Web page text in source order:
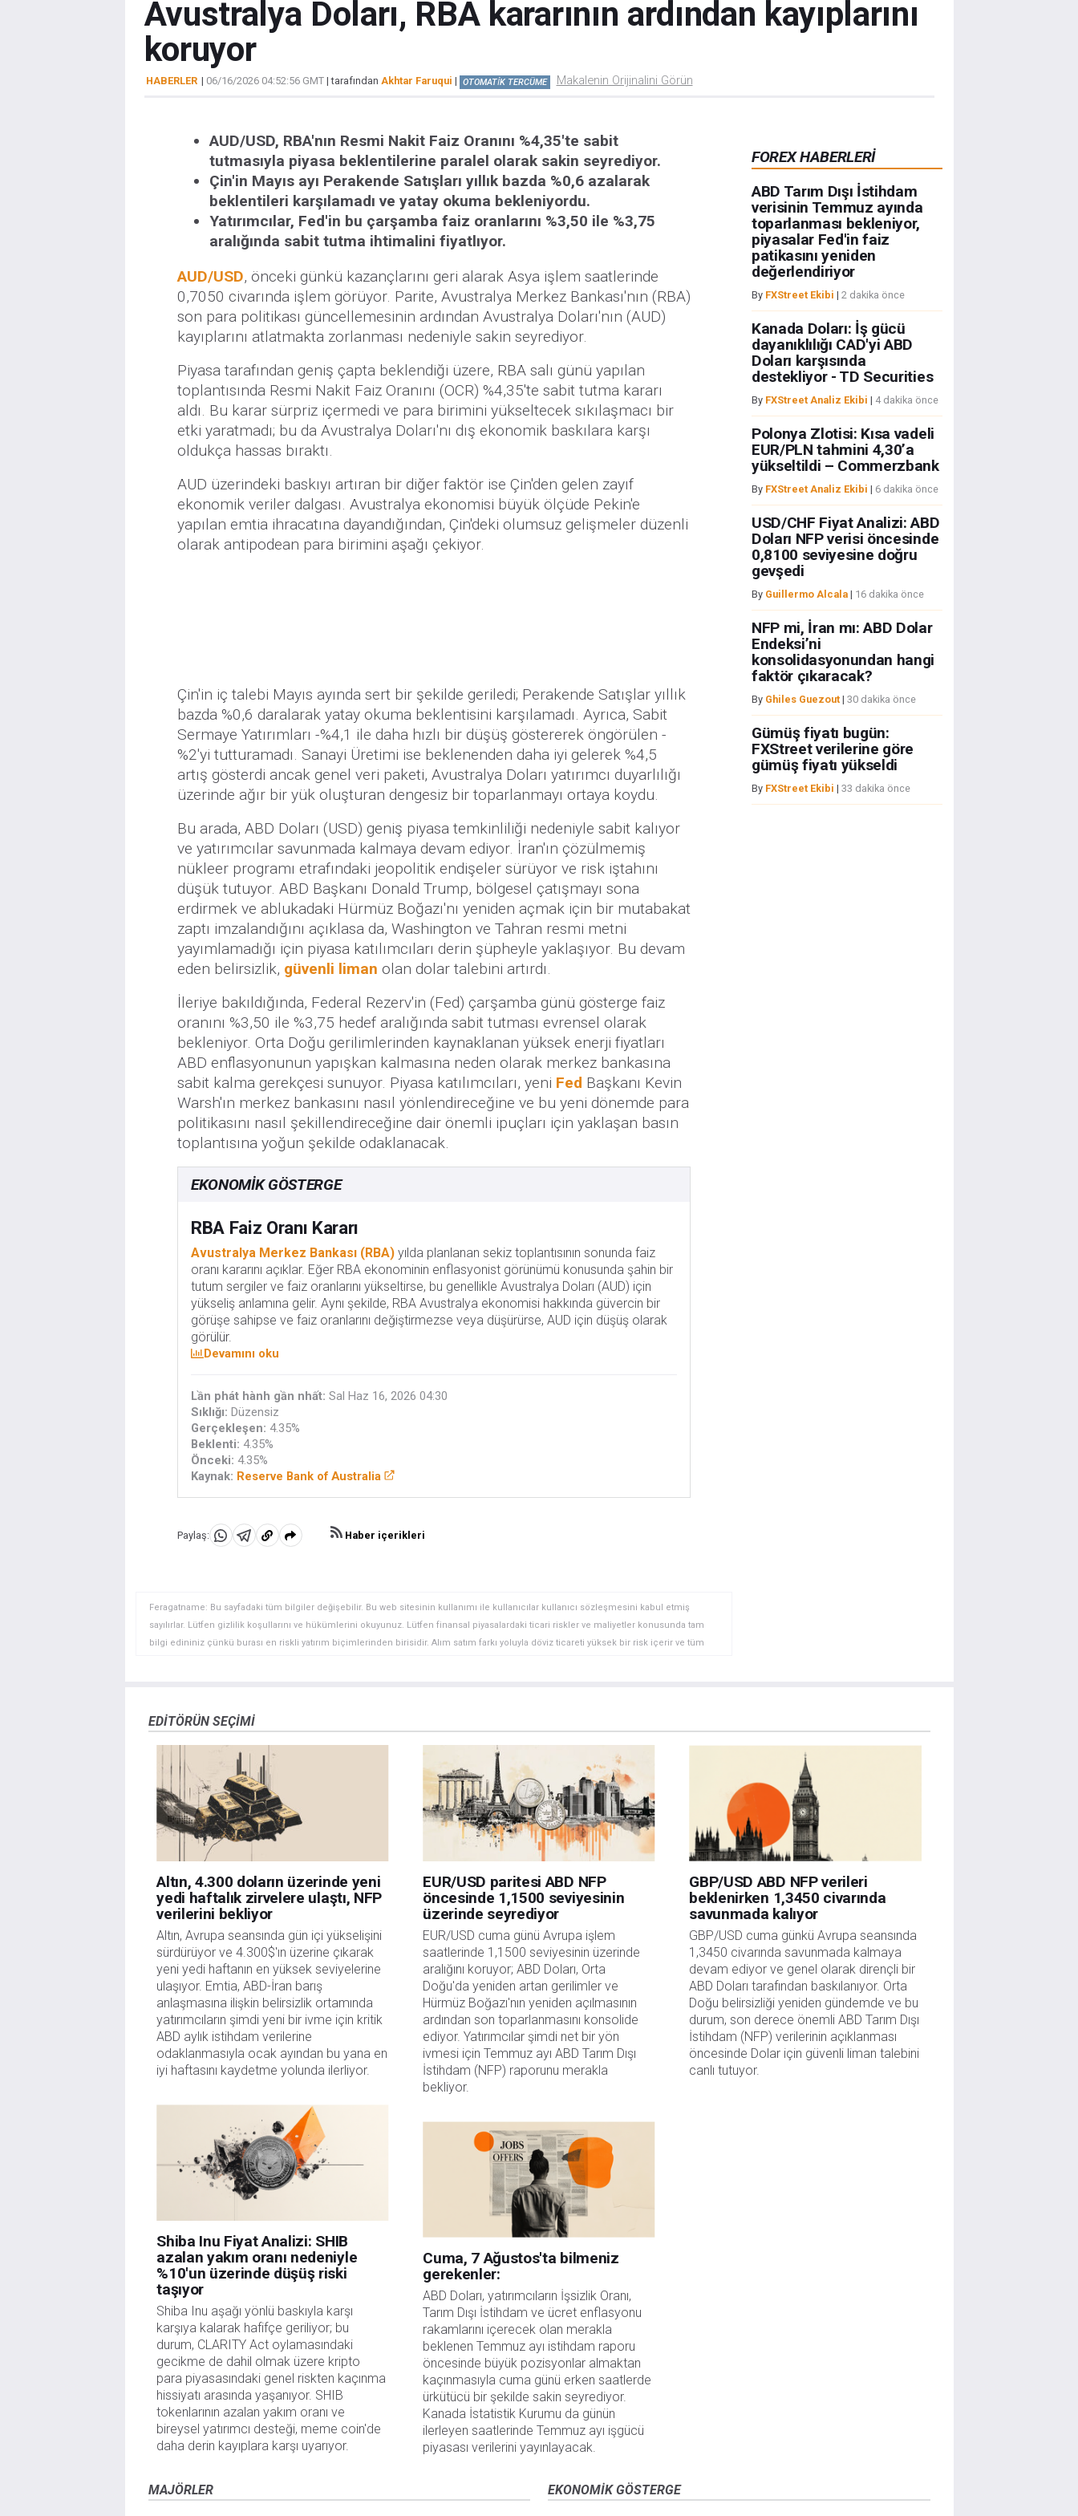
Avustralya Doları, RBA kararının ardından kayıplarını
koruyor
HABERLER | 06/16/2026 04:52:56 GMT| tarafından Akhtar Faruqui | OTOMATİK TERCÜME Makalenin Orijinalini Görün
AUD/USD, RBA'nın Resmi Nakit Faiz Oranını %4,35'te sabit
tutmasıyla piyasa beklentilerine paralel olarak sakin seyrediyor.
Çin'in Mayıs ayı Perakende Satışları yıllık bazda %0,6 azalarak
beklentileri karşılamadı ve yatay okuma bekleniyordu.
Yatırımcılar, Fed'in bu çarşamba faiz oranlarını %3,50 ile %3,75
aralığında sabit tutma ihtimalini fiyatlıyor.
AUD/USD, önceki günkü kazançlarını geri alarak Asya işlem saatlerinde
0,7050 civarında işlem görüyor. Parite, Avustralya Merkez Bankası'nın (RBA)
son para politikası güncellemesinin ardından Avustralya Doları'nın (AUD)
kayıplarını atlatmakta zorlanması nedeniyle sakin seyrediyor.
Piyasa tarafından geniş çapta beklendiği üzere, RBA salı günü yapılan
toplantısında Resmi Nakit Faiz Oranını (OCR) %4,35'te sabit tutma kararı
aldı. Bu karar sürpriz içermedi ve para birimini yükseltecek sıkılaşmacı bir
etki yaratmadı; bu da Avustralya Doları'nı dış ekonomik baskılara karşı
oldukça hassas bıraktı.
AUD üzerindeki baskıyı artıran bir diğer faktör ise Çin'den gelen zayıf
ekonomik veriler dalgası. Avustralya ekonomisi büyük ölçüde Pekin'e
yapılan emtia ihracatına dayandığından, Çin'deki olumsuz gelişmeler düzenli
olarak antipodean para birimini aşağı çekiyor.
Çin'in iç talebi Mayıs ayında sert bir şekilde geriledi; Perakende Satışlar yıllık
bazda %0,6 daralarak yatay okuma beklentisini karşılamadı. Ayrıca, Sabit
Sermaye Yatırımları -%4,1 ile daha hızlı bir düşüş göstererek öngörülen -
%2'yi tutturamadı. Sanayi Üretimi ise beklenenden daha iyi gelerek %4,5
artış gösterdi ancak genel veri paketi, Avustralya Doları yatırımcı duyarlılığı
üzerinde ağır bir yük oluşturan dengesiz bir toparlanmayı ortaya koydu.
Bu arada, ABD Doları (USD) geniş piyasa temkinliliği nedeniyle sabit kalıyor
ve yatırımcılar savunmada kalmaya devam ediyor. İran'ın çözülmemiş
nükleer programı etrafındaki jeopolitik endişeler sürüyor ve risk iştahını
düşük tutuyor. ABD Başkanı Donald Trump, bölgesel çatışmayı sona
erdirmek ve ablukadaki Hürmüz Boğazı'nı yeniden açmak için bir mutabakat
zaptı imzalandığını açıklasa da, Washington ve Tahran resmi metni
yayımlamadığı için piyasa katılımcıları derin şüpheyle yaklaşıyor. Bu devam
eden belirsizlik, güvenli liman olan dolar talebini artırdı.
İleriye bakıldığında, Federal Rezerv'in (Fed) çarşamba günü gösterge faiz
oranını %3,50 ile %3,75 hedef aralığında sabit tutması evrensel olarak
bekleniyor. Orta Doğu gerilimlerinden kaynaklanan yüksek enerji fiyatları
ABD enflasyonunun yapışkan kalmasına neden olarak merkez bankasına
sabit kalma gerekçesi sunuyor. Piyasa katılımcıları, yeni Fed Başkanı Kevin
Warsh'ın merkez bankasını nasıl yönlendireceğine ve bu yeni dönemde para
politikasını nasıl şekillendireceğine dair önemli ipuçları için yaklaşan basın
toplantısına yoğun şekilde odaklanacak.
EKONOMIK GÖSTERGE
RBA Faiz Oranı Kararı
Avustralya Merkez Bankası (RBA)yılda planlanan sekiz toplantısının sonunda faiz
oranı kararını açıklar. Eğer RBA ekonominin enflasyonist görünümü konusunda şahin bir
tutum sergiler ve faiz oranlarını yükseltirse, bu genellikle Avustralya Doları (AUD) için
yükseliş anlamına gelir. Aynı şekilde, RBA Avustralya ekonomisi hakkında güvercin bir
görüşe sahipse ve faiz oranlarını değiştirmezse veya düşürürse, AUD için düşüş olarak
görülür.
Devamını oku
Lần phát hành gần nhất: Sal Haz 16, 2026 04:30
Sıklığı: Düzensiz
Gerçekleşen: 4.35%
Beklenti: 4.35%
Önceki: 4.35%
Kaynak: Reserve Bank of Australia
Paylaş:
WhatsApp'da
Telegram'da
Panoya
Haber içerikleri
Feragatname: Bu sayfadaki tüm bilgiler değişebilir. Bu web sitesinin kullanımı ile kullanıcılar kullanıcı sözleşmesini kabul etmiş
sayılırlar. Lütfen gizlilik koşullarını ve hükümlerini okuyunuz. Lütfen finansal piyasalardaki ticari riskler ve maliyetler konusunda tam
bilgi edininiz çünkü burası en riskli yatırım biçimlerinden birisidir. Alım satım farkı yoluyla döviz ticareti yüksek bir risk içerir ve tüm
doğrulamak zorunda değildir. FXStreet’de verilen herhangi bir görüş, haber, araştırma, analiz, fiyatlar veya fxstreet.comtarafından bu
sitede yayınlanan bilgiler çalışanlar, ortaklar yada katkıda bulunanlar tarafından genel piyasa yorumu olarak verilmiştir ve yatırım
danışmanlığı teşkil etmemektedir. FXStreet bu tür bilgilerin kullanımı nedeniyle doğrudan yada dolaylı olarak ortaya çıkabilecek
herhangi bir kar kaybı herhangi bir sınırlama olmaksızın herhangi bir kayıp ya da hasar için sorumluluk kabul etmemektedir.
FOREX HABERLERİ
ABD Tarım Dışı İstihdam
verisinin Temmuz ayında
toparlanması bekleniyor,
piyasalar Fed'in faiz
patikasını yeniden
değerlendiriyor
By FXStreet Ekibi | 2 dakika önce
Kanada Doları: İş gücü
dayanıklılığı CAD'yi ABD
Doları karşısında
destekliyor - TD Securities
By FXStreet Analiz Ekibi | 4 dakika önce
Polonya Zlotisi: Kısa vadeli
EUR/PLN tahmini 4,30’a
yükseltildi – Commerzbank
By FXStreet Analiz Ekibi | 6 dakika önce
USD/CHF Fiyat Analizi: ABD
Doları NFP verisi öncesinde
0,8100 seviyesine doğru
gevşedi
By Guillermo Alcala| 16 dakika önce
NFP mi, İran mı: ABD Dolar
Endeksi’ni
konsolidasyonundan hangi
faktör çıkaracak?
By Ghiles Guezout| 30 dakika önce
Gümüş fiyatı bugün:
FXStreet verilerine göre
gümüş fiyatı yükseldi
By FXStreet Ekibi | 33 dakika önce
EDITÖRÜN SEÇIMI
Altın, 4.300 doların üzerinde yeni
yedi haftalık zirvelere ulaştı, NFP
verilerini bekliyor
Altın, Avrupa seansında gün içi yükselişini
sürdürüyor ve 4.300$'ın üzerine çıkarak
yeni yedi haftanın en yüksek seviyelerine
ulaşıyor. Emtia, ABD-İran barış
anlaşmasına ilişkin belirsizlik ortamında
yatırımcıların şimdi yeni bir ivme için kritik
ABD aylık istihdam verilerine
odaklanmasıyla ocak ayından bu yana en
iyi haftasını kaydetme yolunda ilerliyor.
Shiba Inu Fiyat Analizi: SHIB
azalan yakım oranı nedeniyle
%10'un üzerinde düşüş riski
taşıyor
Shiba Inu aşağı yönlü baskıyla karşı
karşıya kalarak hafifçe geriliyor; bu
durum, CLARITY Act oylamasındaki
gecikme de dahil olmak üzere kripto
para piyasasındaki genel riskten kaçınma
hissiyatı arasında yaşanıyor. SHIB
tokenlarının azalan yakım oranı ve
bireysel yatırımcı desteği, meme coin'de
daha derin kayıplara karşı uyarıyor.
EUR/USD paritesi ABD NFP
öncesinde 1,1500 seviyesinin
üzerinde seyrediyor
EUR/USD cuma günü Avrupa işlem
saatlerinde 1,1500 seviyesinin üzerinde
aralığını koruyor; ABD Doları, Orta
Doğu'da yeniden artan gerilimler ve
Hürmüz Boğazı'nın yeniden açılmasının
ardından son toparlanmasını konsolide
ediyor. Yatırımcılar şimdi net bir yön
ivmesi için Temmuz ayı ABD Tarım Dışı
İstihdam (NFP) raporunu merakla
bekliyor.
Cuma, 7 Ağustos'ta bilmeniz
gerekenler:
ABD Doları, yatırımcıların İşsizlik Oranı,
Tarım Dışı İstihdam ve ücret enflasyonu
rakamlarını içerecek olan merakla
beklenen Temmuz ayı istihdam raporu
öncesinde büyük pozisyonlar almaktan
kaçınmasıyla cuma günü erken saatlerde
ürkütücü bir şekilde sakin seyrediyor.
Kanada İstatistik Kurumu da günün
ilerleyen saatlerinde Temmuz ayı işgücü
piyasası verilerini yayınlayacak.
GBP/USD ABD NFP verileri
beklenirken 1,3450 civarında
savunmada kalıyor
GBP/USD cuma günkü Avrupa seansında
1,3450 civarında savunmada kalmaya
devam ediyor ve genel olarak dirençli bir
ABD Doları tarafından baskılanıyor. Orta
Doğu belirsizliği yeniden gündemde ve bu
durum, son derece önemli ABD Tarım Dışı
İstihdam (NFP) verilerinin açıklanması
öncesinde Dolar için güvenli liman talebini
canlı tutuyor.
MAJÖRLER EKONOMIK GÖSTERGE